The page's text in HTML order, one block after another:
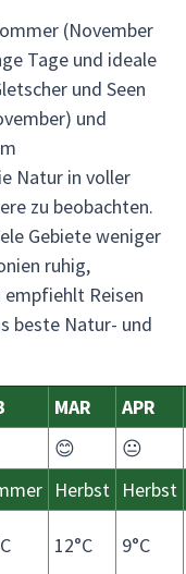
(November
Tage und ideale
und Seen
und
Natur in voller
zu beobachten.
Gebiete weniger
ruhig,
Reisen
beste Natur- und
MAR
APR
😊
😐
Herbst Herbst
12°C 9°C